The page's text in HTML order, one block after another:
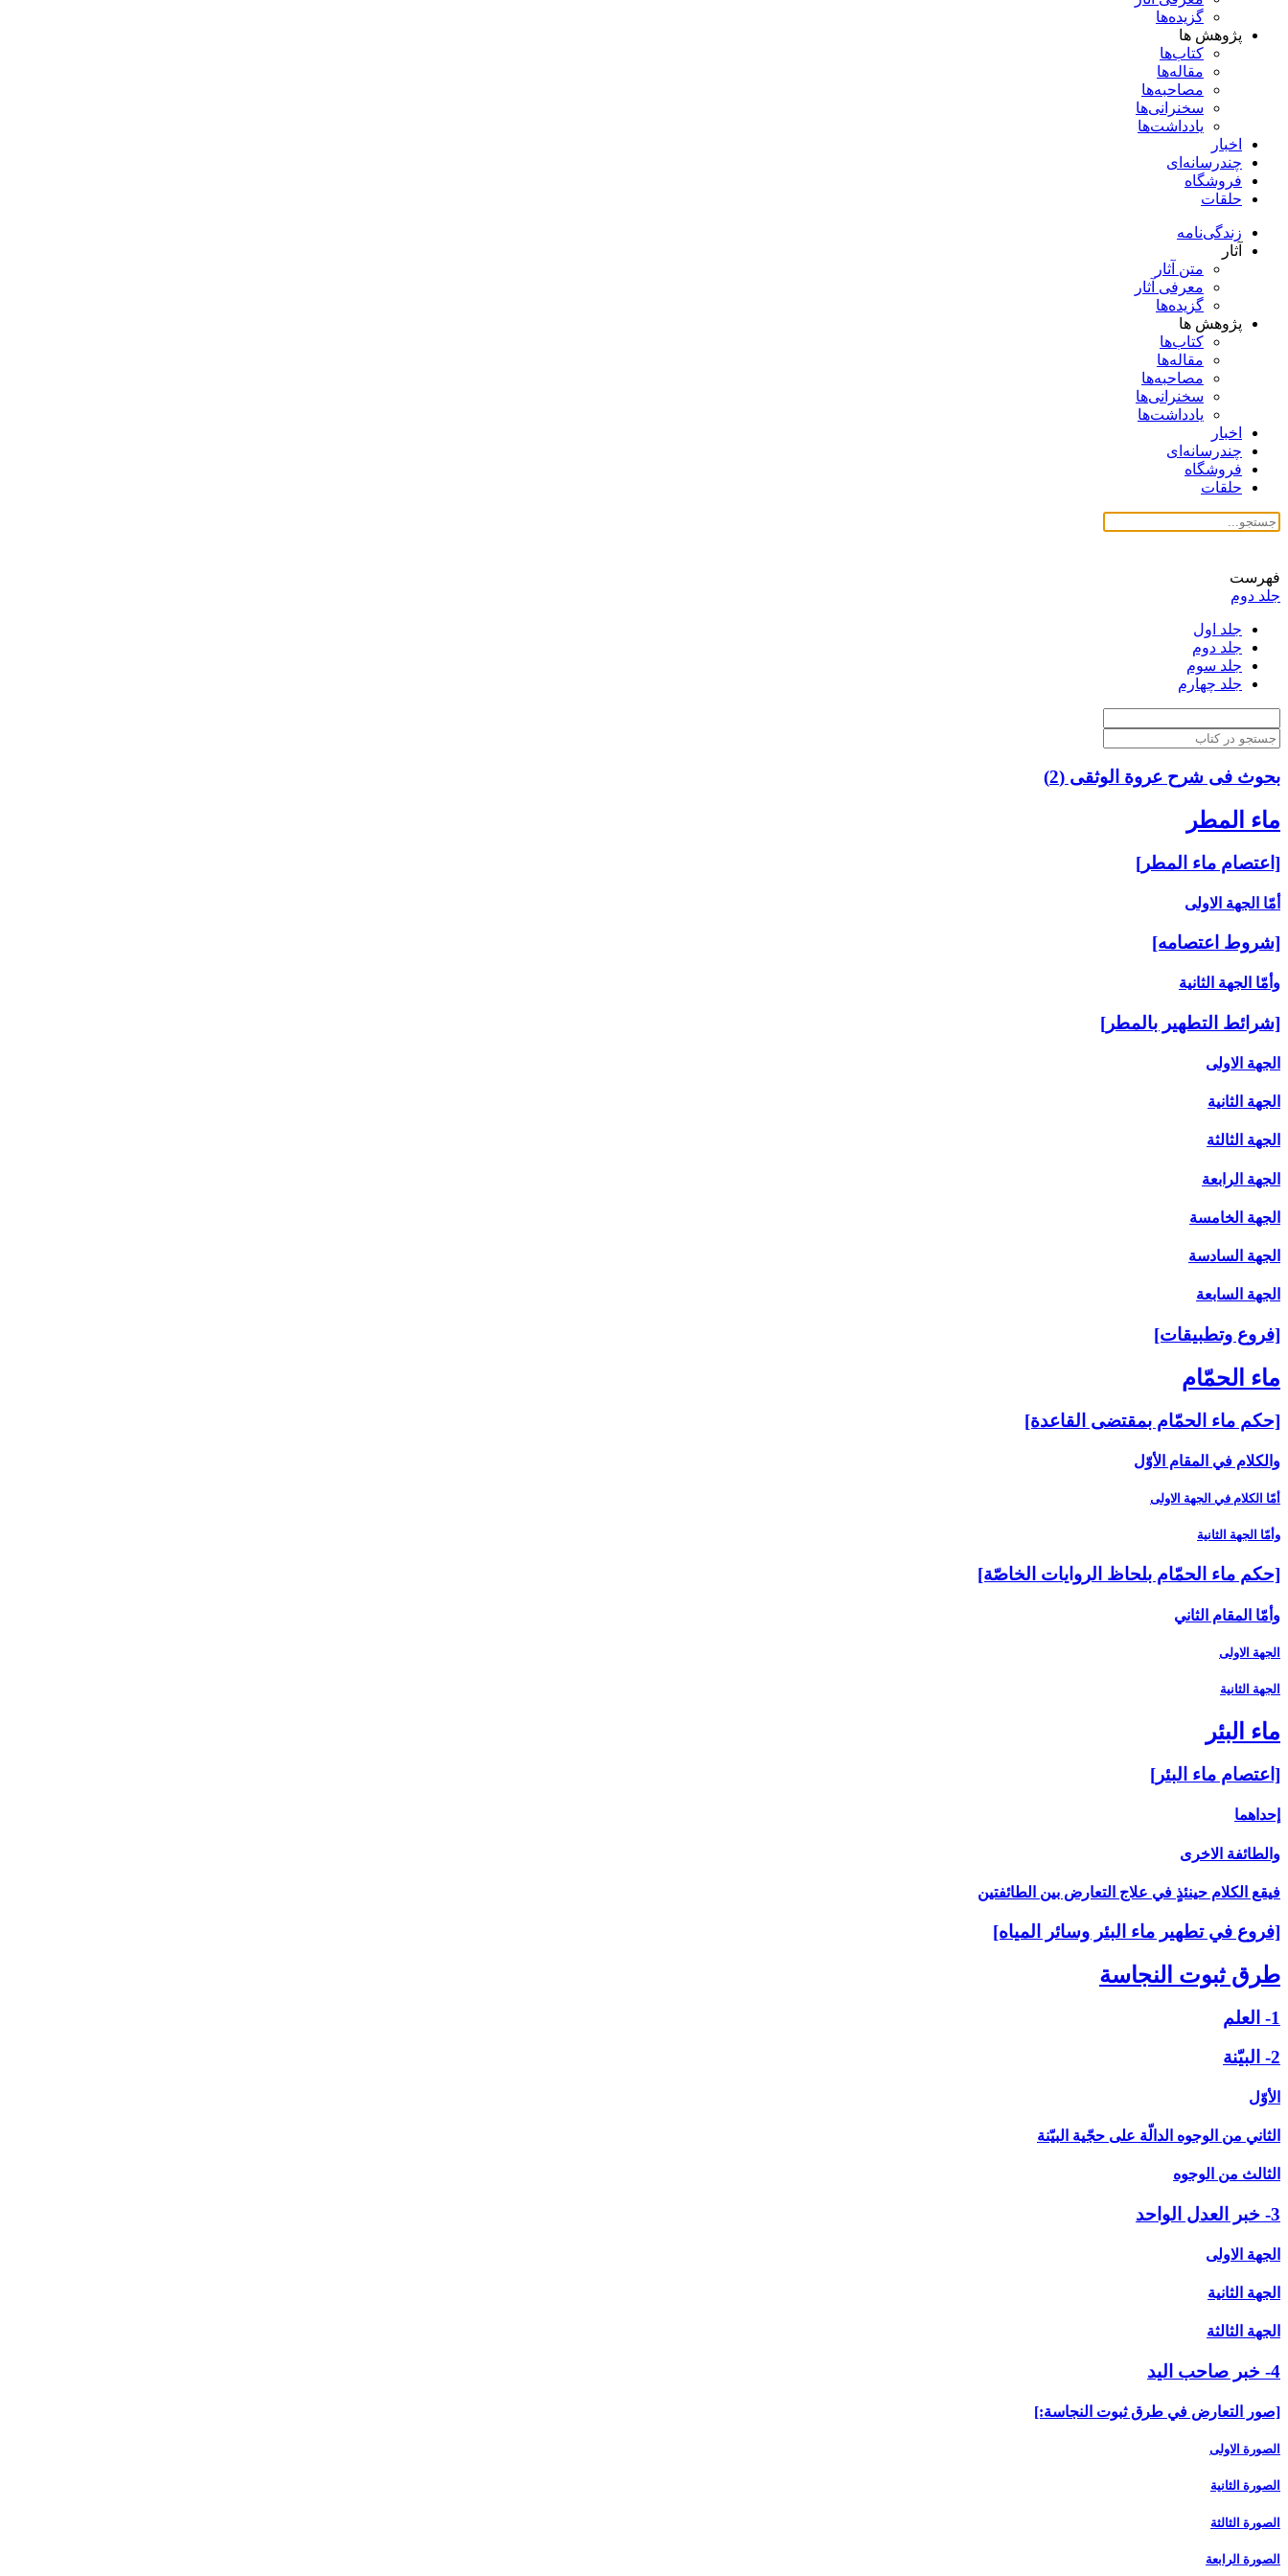
گزیده‌ها
پژوهش ها
کتاب‌ها
مقاله‌ها
مصاحبه‌ها
سخنرانی‌ها
یادداشت‌ها
اخبار
چندرسانه‌ای
فروشگاه
حلقات
زندگی‌نامه
آثار
متن آثار
معرفی آثار
گزیده‌ها
پژوهش ها
کتاب‌ها
مقاله‌ها
مصاحبه‌ها
سخنرانی‌ها
یادداشت‌ها
اخبار
چندرسانه‌ای
فروشگاه
حلقات
فهرست
جلد دوم
جلد اول
جلد دوم
جلد سوم
جلد چهارم
بحوث فی شرح عروة الوثقی (2)
ماء المطر
[اعتصام ماء المطر]
أمّا الجهة الاولى‏
[شروط اعتصامه‏]
وأمّا الجهة الثانية
[شرائط التطهير بالمطر]
الجهة الاولى
الجهة الثانية
الجهة الثالثة
الجهة الرابعة
الجهة الخامسة
الجهة السادسة
الجهة السابعة
[فروع وتطبيقات‏]
ماء الحمّام‏
[حكم ماء الحمّام بمقتضى القاعدة]
والكلام في المقام الأوّل‏
أمّا الكلام في الجهة الاولى‏
وأمّا الجهة الثانية
[حكم ماء الحمّام بلحاظ الروايات الخاصّة]
وأمّا المقام الثاني‏
الجهة الاولى
الجهة الثانية
ماء البئر
[اعتصام ماء البئر]
إحداهما
والطائفة الاخرى‏
فيقع الكلام حينئذٍ في علاج التعارض بين الطائفتين
[فروع في تطهير ماء البئر وسائر المياه‏]
طرق ثبوت النجاسة
1- العلم
2- البيّنة
الأوّل
الثاني من الوجوه الدالّة على حجّية البيّنة
الثالث من الوجوه
3- خبر العدل الواحد
الجهة الاولى
الجهة الثانية
الجهة الثالثة
4- خبر صاحب اليد
[صور التعارض في طرق ثبوت النجاسة:]
الصورة الاولى
الصورة الثانية
الصورة الثالثة
الصورة الرابعة